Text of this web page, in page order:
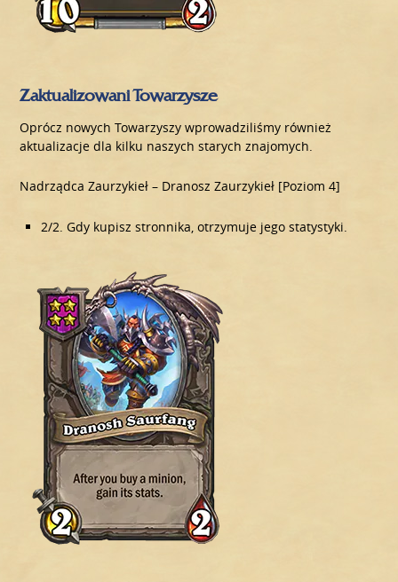
Zaktualizowani Towarzysze
Oprócz nowych Towarzyszy wprowadziliśmy również
aktualizacje dla kilku naszych starych znajomych.
Nadrządca Zaurzykieł – Dranosz Zaurzykieł [Poziom 4]
2/2. Gdy kupisz stronnika, otrzymuje jego statystyki.